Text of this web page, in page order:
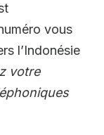
vous
l’Indonésie
votre